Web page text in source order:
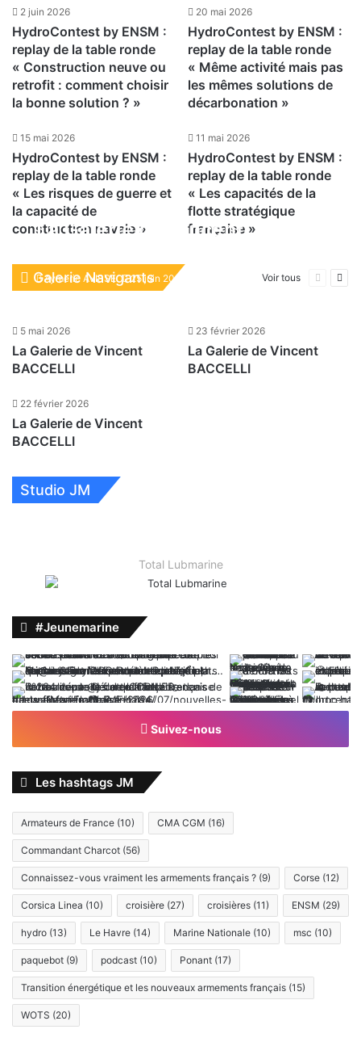
2 juin 2026
HydroContest by ENSM :
replay de la table ronde
« Construction neuve ou
retrofit : comment choisir
la bonne solution ? »
20 mai 2026
HydroContest by ENSM :
replay de la table ronde
« Même activité mais pas
les mêmes solutions de
décarbonation »
15 mai 2026
HydroContest by ENSM :
replay de la table ronde
« Les risques de guerre et
la capacité de
construction navale »
11 mai 2026
HydroContest by ENSM :
replay de la table ronde
« Les capacités de la
flotte stratégique
française »
Galerie Navigants Voir tous
Page
La Galerie de Vincent
Aymeric AVISSE 25 juin 2026
5 mai 2026
La Galerie de Vincent
BACCELLI
23 février 2026
La Galerie de Vincent
BACCELLI
22 février 2026
La Galerie de Vincent
BACCELLI
Studio JM
10 juin 2026
4 juin 2026
4 juin 2026
21 mai 2026
Total Lubmarine
#Jeunemarine
Suivez-nous
Les hashtags JM
Armateurs de France (10) CMA CGM (16)
Commandant Charcot (56)
Connaissez-vous vraiment les armements français ? (9) Corse (12)
Corsica Linea (10) croisière (27) croisières (11) ENSM (29)
hydro (13) Le Havre (14) Marine Nationale (10) msc (10)
paquebot (9) podcast (10) Ponant (17)
Transition énergétique et les nouveaux armements français (15)
WOTS (20)